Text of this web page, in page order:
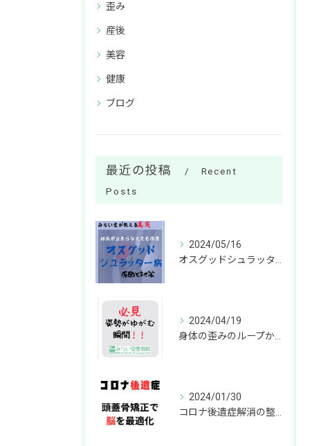
歪み
産後
美容
健康
ブログ
最近の投稿
Recent
Posts
2024/05/16
オスグッドシュラッター病の改善方法は？成長が止まらなくても劇的な改善が可能
2024/04/19
身体の歪みのループから抜け出す方法って？
2024/01/30
コロナ後遺症解消の整体院！頭蓋骨調整で脳機能サポート